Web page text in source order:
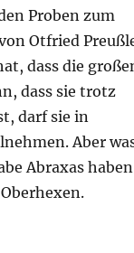
Proben zum
Otfried
dass die
dass sie trotz
darf sie in
Aber
Abraxas haben